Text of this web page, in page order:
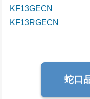
KF13GECN
KF13RGECN
蛇口